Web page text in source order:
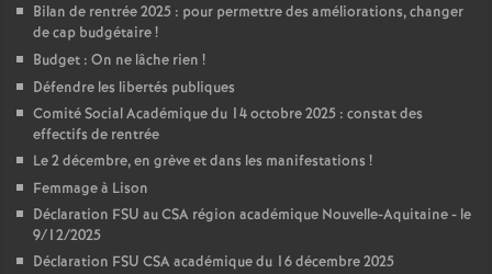
Bilan de rentrée 2025 : pour permettre des améliorations, changer
de cap budgétaire!
Budget : On ne lâche rien !
Défendre les libertés publiques
Comité Social Académique du 14 octobre 2025 : constat des
effectifs de rentrée
Le 2 décembre, en grève et dans les manifestations !
Femmage à Lison
Déclaration FSU au CSA région académique Nouvelle-Aquitaine - le
9/12/2025
Déclaration FSU CSA académique du 16 décembre 2025